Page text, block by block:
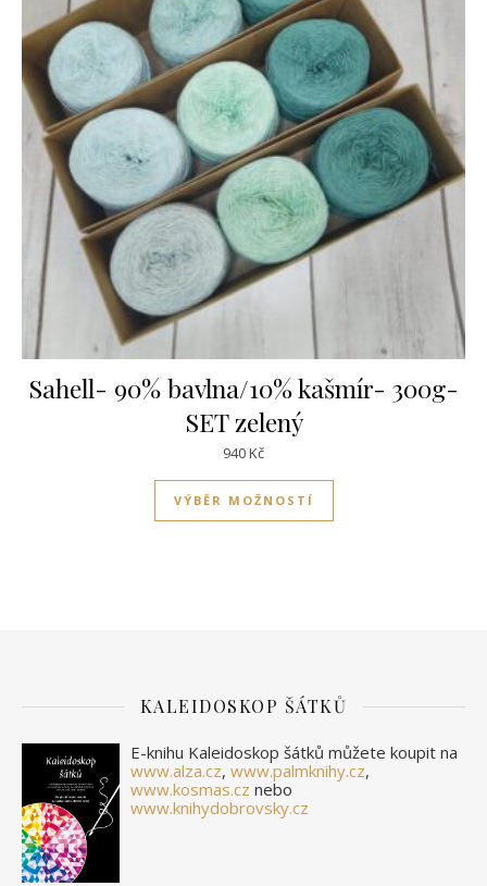
Sahell- 90% bavlna/10% kašmír- 300g-
SET zelený
940Kč
VÝBĚR MOŽNOSTÍ
Tento produkt má
KALEIDOSKOP ŠÁTKŮ
E-knihu Kaleidoskop šátků můžete koupit na
www.alza.cz, www.palmknihy.cz,
www.kosmas.cz nebo
www.knihydobrovsky.cz